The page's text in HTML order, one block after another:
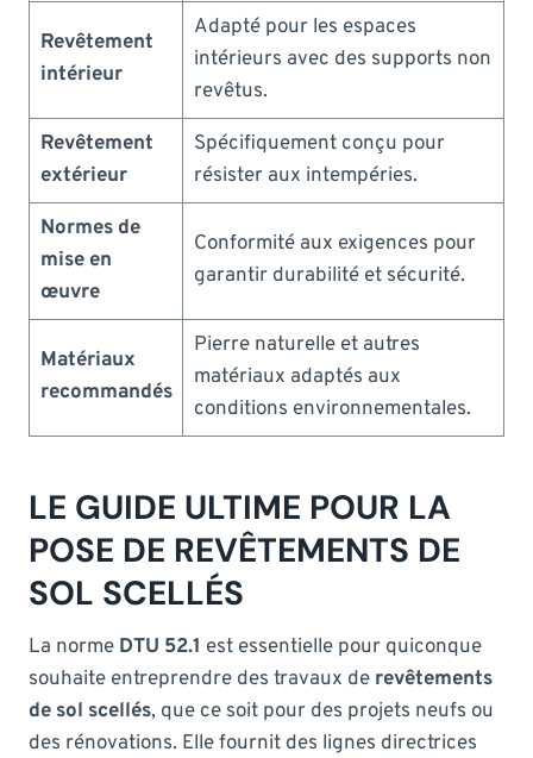
Revêtement
intérieur
Adapté pour les espaces
intérieurs avec des supports non
revêtus.
Revêtement
extérieur
Spécifiquement conçu pour
résister aux intempéries.
Normes de
mise en
œuvre
Conformité aux exigences pour
garantir durabilité et sécurité.
Matériaux
recommandés
Pierre naturelle et autres
matériaux adaptés aux
conditions environnementales.
LE GUIDE ULTIME POUR LA
POSE DE REVÊTEMENTS DE
SOL SCELLÉS
La norme DTU 52.1 est essentielle pour quiconque
souhaite entreprendre des travaux de revêtements
de sol scellés, que ce soit pour des projets neufs ou
des rénovations. Elle fournit des lignes directrices